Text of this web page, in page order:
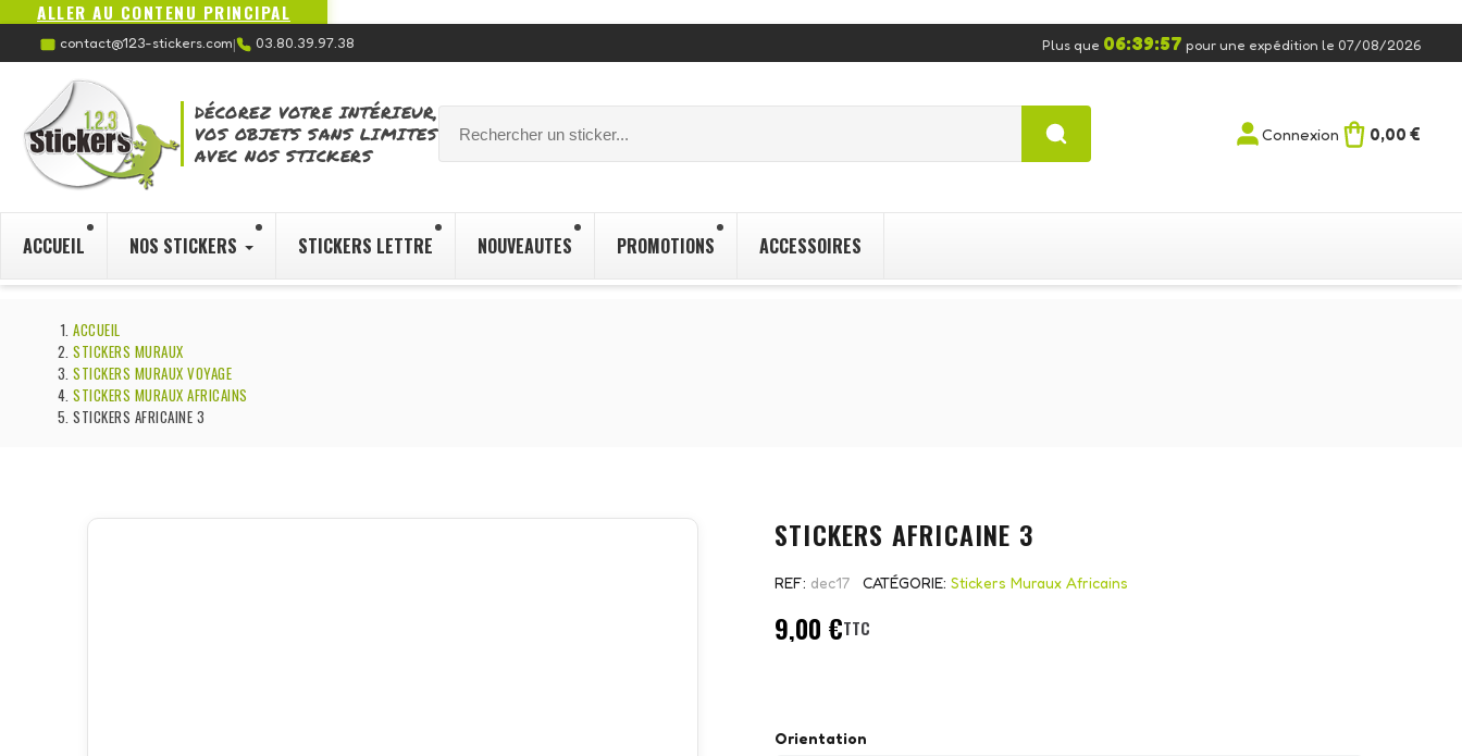
ALLER AU CONTENU PRINCIPAL
contact@123-stickers.com| 03.80.39.97.38 Plus que 06:39:56 pour une expédition le 07/08/2026
DÉCOREZ VOTRE INTÉRIEUR,
VOS OBJETS SANS LIMITES
AVEC NOS STICKERS
Connexion 0,00 €
ACCUEIL NOS STICKERS STICKERS LETTRE NOUVEAUTES PROMOTIONS ACCESSOIRES
ACCUEIL
STICKERS MURAUX
STICKERS MURAUX VOYAGE
STICKERS MURAUX AFRICAINS
STICKERS AFRICAINE 3
STICKERS AFRICAINE 3
REF dec17 CATÉGORIE Stickers Muraux Africains
9,00 €TTC
Orientation